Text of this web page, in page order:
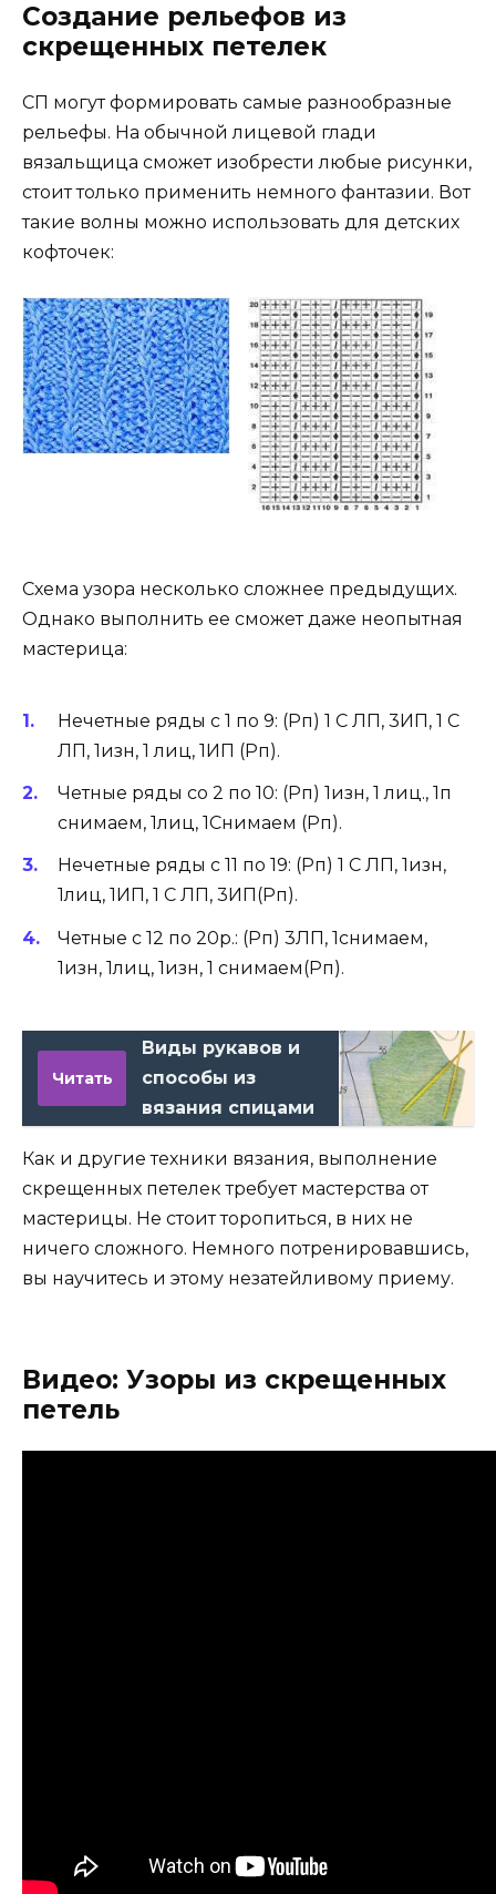
Создание рельефов из
скрещенных петелек
СП могут формировать самые разнообразные
рельефы. На обычной лицевой глади
вязальщица сможет изобрести любые рисунки,
стоит только применить немного фантазии. Вот
такие волны можно использовать для детских
кофточек:
Схема узора несколько сложнее предыдущих.
Однако выполнить ее сможет даже неопытная
мастерица:
Нечетные ряды с 1 по 9: (Рп) 1 С ЛП, 3ИП, 1 С
ЛП, 1изн, 1 лиц, 1ИП (Рп).
Четные ряды со 2 по 10: (Рп) 1изн, 1 лиц., 1п
снимаем, 1лиц, 1Снимаем (Рп).
Нечетные ряды с 11 по 19: (Рп) 1 С ЛП, 1изн,
1лиц, 1ИП, 1 С ЛП, 3ИП(Рп).
Четные с 12 по 20р.: (Рп) 3ЛП, 1снимаем,
1изн, 1лиц, 1изн, 1 снимаем(Рп).
Читать
Виды рукавов и
способы из
вязания спицами
Как и другие техники вязания, выполнение
скрещенных петелек требует мастерства от
мастерицы. Не стоит торопиться, в них не
ничего сложного. Немного потренировавшись,
вы научитесь и этому незатейливому приему.
Видео: Узоры из скрещенных
петель